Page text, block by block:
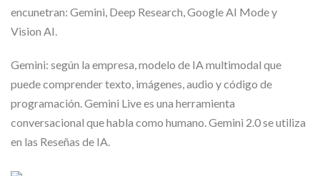
encunetran: Gemini, Deep Research, Google AI Mode y
Vision AI.
Gemini: según la empresa, modelo de IA multimodal que
puede comprender texto, imágenes, audio y código de
programación. Gemini Live es una herramienta
conversacional que habla como humano. Gemini 2.0 se utiliza
en las Reseñas de IA.